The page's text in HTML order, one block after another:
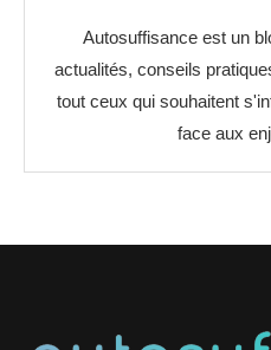
Autosuffisance est un
actualités, conseils
tout ceux qui souhaitent
face aux